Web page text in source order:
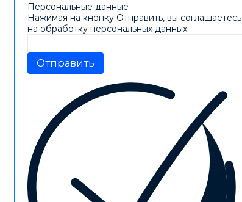
Персональные данные
Нажимая на кнопку Отправить, вы соглашаетесь
на обработку персональных данных
Отправить